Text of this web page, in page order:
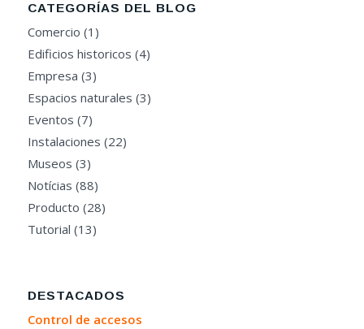
CATEGORÍAS DEL BLOG
Comercio (1)
Edificios historicos (4)
Empresa (3)
Espacios naturales (3)
Eventos (7)
Instalaciones (22)
Museos (3)
Notícias (88)
Producto (28)
Tutorial (13)
DESTACADOS
Control de accesos